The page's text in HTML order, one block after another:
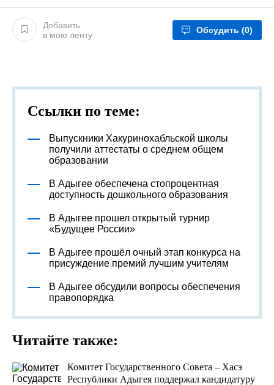
Добавить
в мою ленту
Обсудить (0)
Ссылки по теме:
Выпускники Хакуринохабльской школы
получили аттестаты о среднем общем
образовании
В Адыгее обеспечена стопроцентная
доступность дошкольного образования
В Адыгее прошел открытый турнир
«Будущее России»
В Адыгее прошёл очный этап конкурса на
присуждение премий лучшим учителям
В Адыгее обсудили вопросы обеспечения
правопорядка
Читайте также:
Комитет Государственного Совета – Хасэ
Республики Адыгея поддержал кандидатуру